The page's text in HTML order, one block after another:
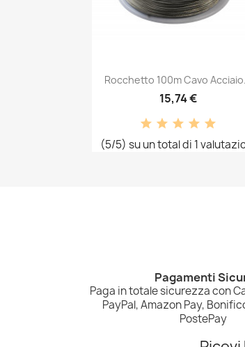
 Anteprima
Rocchetto 100m Cavo
15,74 €
(5/5) su un total di 1
Pagamenti
Paga in totale sicurezza con
PayPal, Amazon Pay,
PostePay